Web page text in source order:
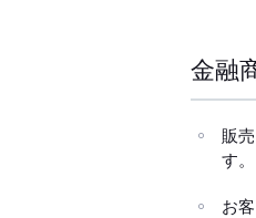
金融
販
す。
お